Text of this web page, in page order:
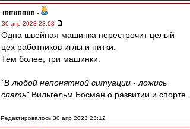
mmmmm -
30 апр 2023 23:08
Одна швейная машинка перестрочит целый
цех работников иглы и нитки.
Тем более, три машинки.
"В любой непонятной ситуации - ложись
спать"Вильгельм Босман о развитии и спорте.
Редактировалось 30 апр 2023 23:12